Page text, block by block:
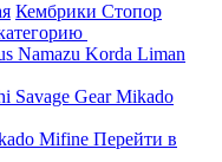
Кембрики Стопор
Namazu Korda Liman
Savage GearMikado
Mifine Перейти в